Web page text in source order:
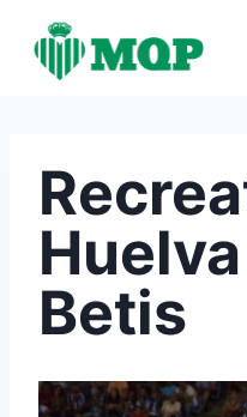
contenido
Betis